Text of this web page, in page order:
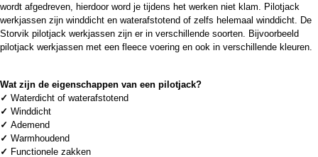
wordt afgedreven, hierdoor word je tijdens het werken niet klam. Pilotjack
werkjassen zijn winddicht en waterafstotend of zelfs helemaal winddicht. De
Storvik pilotjack werkjassen zijn er in verschillende soorten. Bijvoorbeeld
pilotjack werkjassen met een fleece voering en ook in verschillende kleuren.
Wat zijn de eigenschappen van een pilotjack?
✓ Waterdicht of waterafstotend
✓ Winddicht
✓ Ademend
✓ Warmhoudend
✓ Functionele zakken